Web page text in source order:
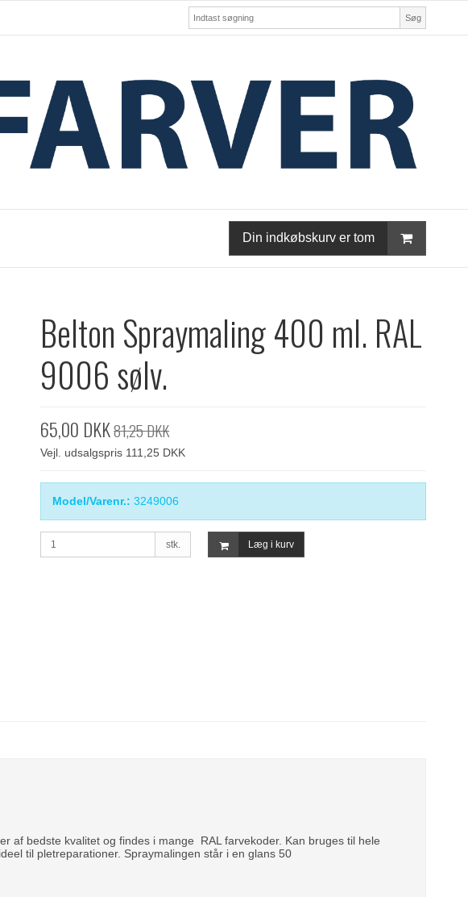
Søg
Din indkøbskurv er tom
Belton Spraymaling 400 ml. RAL
9006 sølv.
65,00 DKK81,25 DKK
Vejl. udsalgspris 111,25 DKK
Model/Varenr.: 3249006
stk. Læg i kurv
af bedste kvalitet og findes i mange RAL farvekoder. Kan bruges til hele
til pletreparationer. Spraymalingen står i en glans 50